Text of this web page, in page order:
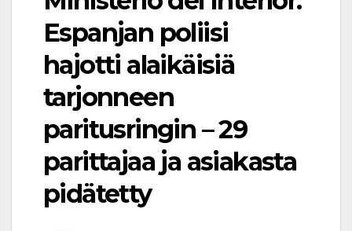
Espanjan poliisi
hajotti alaikäisiä
tarjonneen
paritusringin – 29
parittajaa ja asiakasta
pidätetty